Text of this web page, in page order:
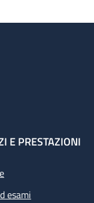
E PRESTAZIONI
esami